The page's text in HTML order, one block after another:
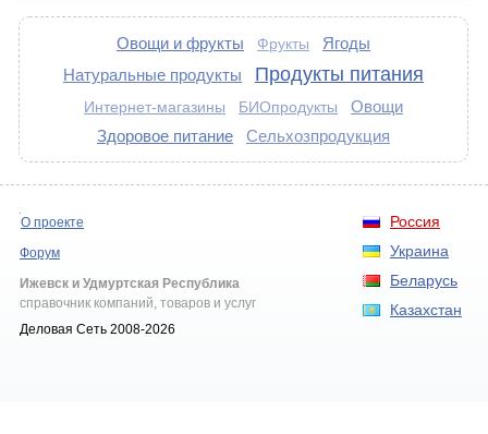
Овощи и фрукты Фрукты
Ягоды
Натуральные продукты
Продукты питания
Интернет-магазины БИОпродукты
Овощи
Здоровое питание
Сельхозпродукция
Россия
Украина
Беларусь
Казахстан
О проекте
Форум
Ижевск и Удмуртская Республика
справочник компаний, товаров и услуг
Деловая Сеть 2008-2026